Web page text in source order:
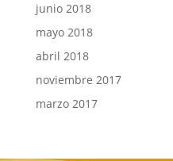
junio 2018
mayo 2018
abril 2018
noviembre 2017
marzo 2017